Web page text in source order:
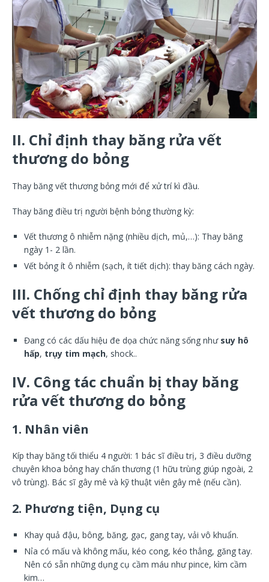
II. Chỉ định thay băng rửa vết
thương do bỏng
Thay băng vết thương bỏng mới để xử trí kì đầu.
Thay băng điều trị người bệnh bỏng thường kỳ:
Vết thương ô nhiễm nặng (nhiều dịch, mủ,…): Thay băng
ngày 1- 2 lần.
Vết bỏng ít ô nhiễm (sạch, ít tiết dịch): thay băng cách ngày.
III. Chống chỉ định thay băng rửa
vết thương do bỏng
Đang có các dấu hiệu đe dọa chức năng sống như suy hô
hấp, trụy tim mạch, shock..
IV. Công tác chuẩn bị thay băng
rửa vết thương do bỏng
1. Nhân viên
Kíp thay băng tối thiểu 4 người: 1 bác sĩ điều trị, 3 điều dưỡng
chuyên khoa bỏng hay chấn thương (1 hữu trùng giúp ngoài, 2
vô trùng). Bác sĩ gây mê và kỹ thuật viên gây mê (nếu cần).
2. Phương tiện, Dụng cụ
Khay quả đậu, bông, băng, gạc, gang tay, vải vô khuẩn.
Nỉa có mấu và không mấu, kéo cong, kéo thẳng, găng tay.
Nên có sẵn những dụng cụ cầm máu như pince, kìm cầm
kim…